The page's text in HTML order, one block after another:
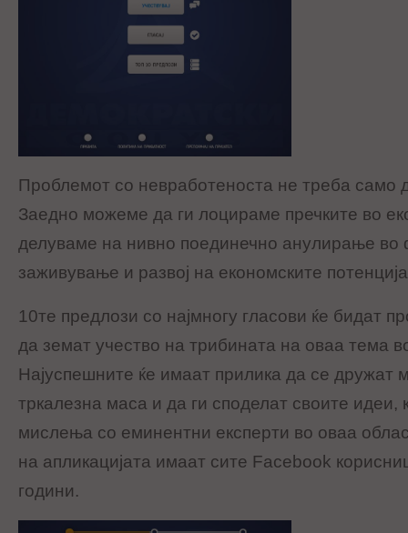
Проблемот со невработеноста не треба само
Заедно можеме да ги лоцираме пречките во
делуваме на нивно поединечно анулирање во
заживување и развој на економските
10те предлози со најмногу гласови ќе бидат
да земат учество на трибината на оваа тема
Најуспешните ќе имаат прилика да се дружат
тркалезна маса и да ги споделат своите идеи,
мислења со еминентни експерти во оваа
на апликацијата имаат сите Facebook
години.